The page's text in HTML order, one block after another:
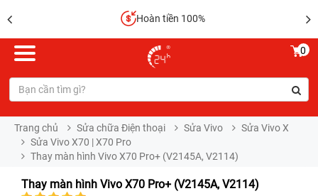
Hoàn tiền 100%
0
Trang chủ Sửa chữa Điện thoại Sửa Vivo
Sửa Vivo X
Sửa Vivo X70 | X70 Pro
Thay màn hình Vivo X70 Pro+ (V2145A, V2114)
Thay màn hình Vivo X70 Pro+ (V2145A, V2114)